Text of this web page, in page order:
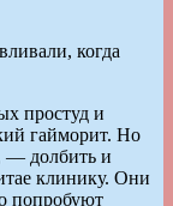
когда
простуд и
гайморит. Но
— долбить и
клинику. Они
попробуют